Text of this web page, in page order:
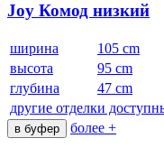
Joy Комод низкий
ширина
105 cm
высота
95 cm
глубина
47 cm
другие отделки
в буфер более +